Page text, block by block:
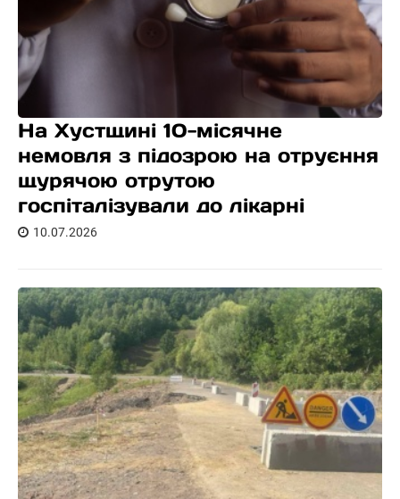
На Хустщині 10-місячне
немовля з підозрою на отруєння
щурячою отрутою
госпіталізували до лікарні
10.07.2026